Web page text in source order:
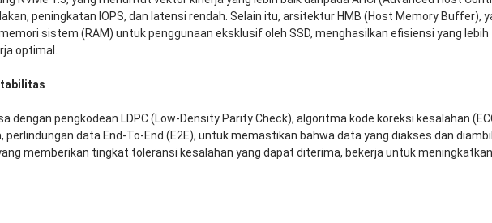
peningkatan IOPS, dan latensi rendah. Selain itu, arsitektur HMB (Host Memory Buffer),
sistem (RAM) untuk penggunaan eksklusif oleh SSD, menghasilkan efisiensi yang
optimal.
dengan pengkodean LDPC (Low-Density Parity Check), algoritma kode koreksi kesalahan
perlindungan data End-To-End (E2E), untuk memastikan bahwa data yang diakses dan
memberikan tingkat toleransi kesalahan yang dapat diterima, bekerja untuk